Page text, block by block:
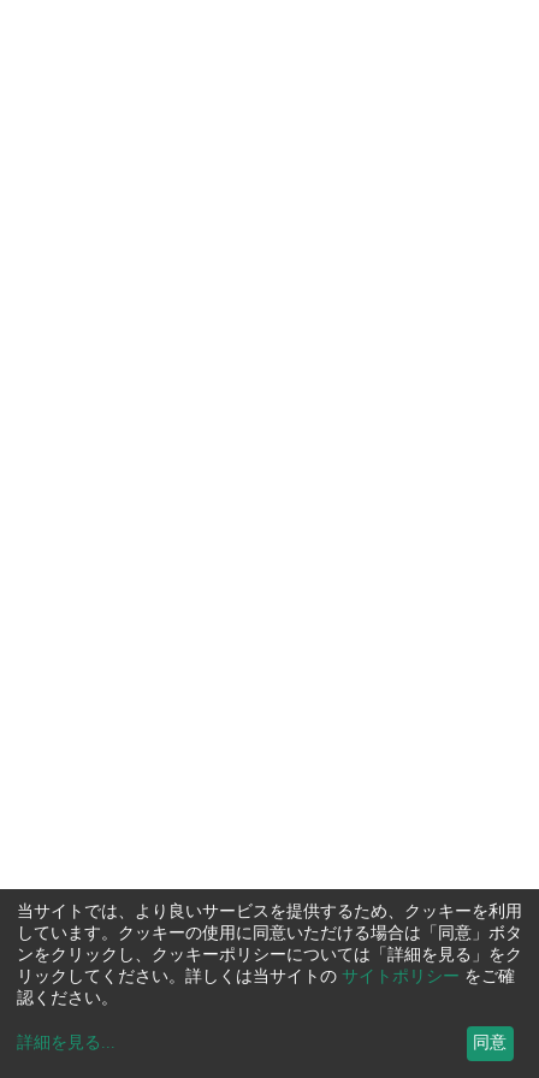
当サイトでは、より良いサービスを提供するため、クッキーを利用
しています。クッキーの使用に同意いただける場合は「同意」ボタ
ンをクリックし、クッキーポリシーについては「詳細を見る」をク
リックしてください。詳しくは当サイトの サイトポリシー をご確
認ください。
詳細を見る ... 同意